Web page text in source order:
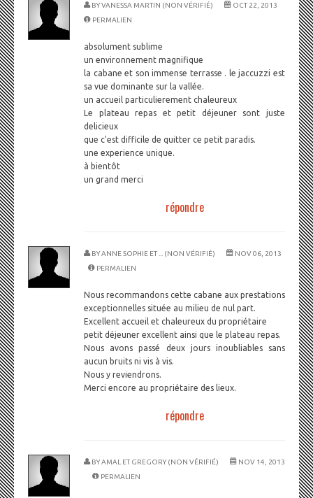
BYVANESSA MARTIN (NON VÉRIFIÉ)
OCT 22, 2013
PERMALIEN
absolument sublime
un environnement magnifique
la cabane et son immense terrasse . le jaccuzzi est
sa vue dominante sur la vallée.
un accueil particulierement chaleureux
Le plateau repas et petit déjeuner sont juste
delicieux
que c'est difficile de quitter ce petit paradis.
une experience unique.
à bientôt
un grand merci
répondre
BYANNE SOPHIE ET ... (NON VÉRIFIÉ)
NOV 06, 2013
PERMALIEN
Nous recommandons cette cabane aux prestations
exceptionnelles située au milieu de nul part.
Excellent accueil et chaleureux du propriétaire
petit déjeuner excellent ainsi que le plateau repas.
Nous avons passé deux jours inoubliables sans
aucun bruits ni vis à vis.
Nous y reviendrons.
Merci encore au propriétaire des lieux.
répondre
BYAMAL ET GREGORY (NON VÉRIFIÉ)
NOV 14, 2013
PERMALIEN